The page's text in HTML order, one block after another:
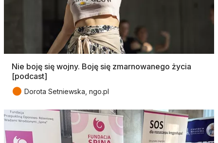
Nie boję się wojny. Boję się zmarnowanego życia
[podcast]
● Dorota Setniewska, ngo.pl